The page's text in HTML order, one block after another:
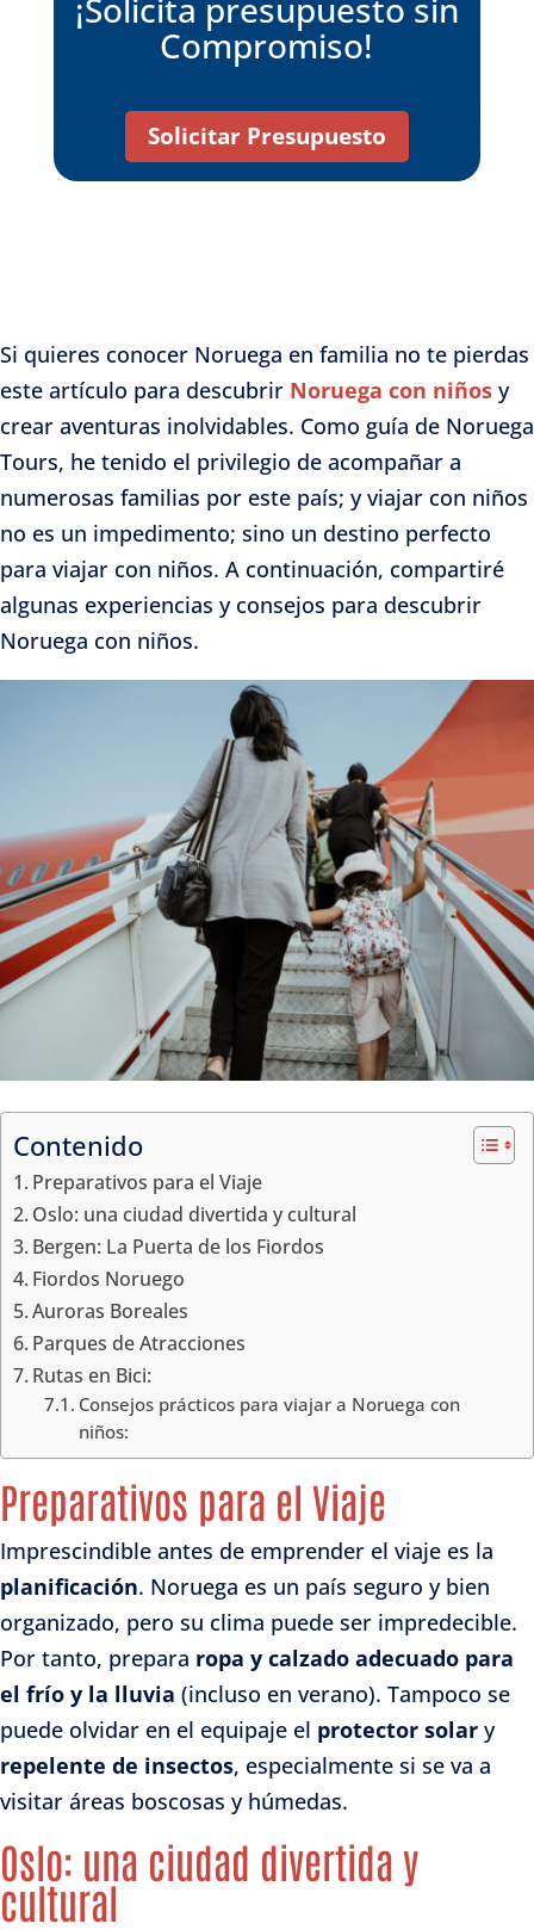
¡Solicita presupuesto sin
Compromiso!
Solicitar Presupuesto
Si quieres conocer Noruega en familia no te pierdas
este artículo para descubrir Noruega con niños y
crear aventuras inolvidables. Como guía de Noruega
Tours, he tenido el privilegio de acompañar a
numerosas familias por este país; y viajar con niños
no es un impedimento; sino un destino perfecto
para viajar con niños. A continuación, compartiré
algunas experiencias y consejos para descubrir
Noruega con niños.
Contenido
Preparativos para el Viaje
Oslo: una ciudad divertida y cultural
Bergen: La Puerta de los Fiordos
Fiordos Noruego
Auroras Boreales
Parques de Atracciones
Rutas en Bici:
Consejos prácticos para viajar a Noruega con
niños:
Preparativos para el Viaje
Imprescindible antes de emprender el viaje es la
planificación. Noruega es un país seguro y bien
organizado, pero su clima puede ser impredecible.
Por tanto, prepara ropa y calzado adecuado para
el frío y la lluvia (incluso en verano). Tampoco se
puede olvidar en el equipaje el protector solar y
repelente de insectos, especialmente si se va a
visitar áreas boscosas y húmedas.
Oslo: una ciudad divertida y
cultural